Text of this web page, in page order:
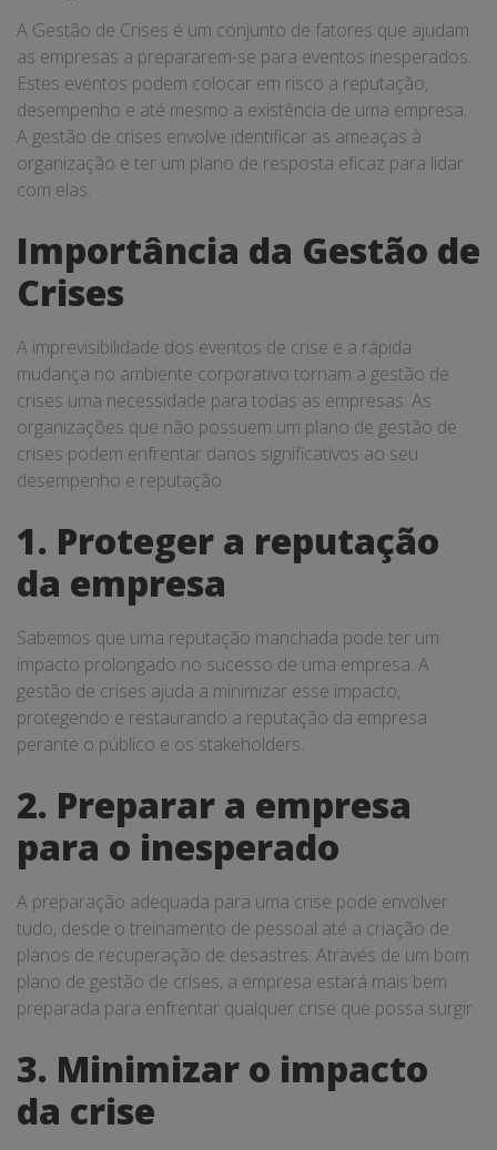
A Gestão de Crises é um conjunto de fatores que ajudam
as empresas a prepararem-se para eventos inesperados.
Estes eventos podem colocar em risco a reputação,
desempenho e até mesmo a existência de uma empresa.
A gestão de crises envolve identificar as ameaças à
organização e ter um plano de resposta eficaz para lidar
com elas.
Importância da Gestão de
Crises
A imprevisibilidade dos eventos de crise e a rápida
mudança no ambiente corporativo tornam a gestão de
crises uma necessidade para todas as empresas. As
organizações que não possuem um plano de gestão de
crises podem enfrentar danos significativos ao seu
desempenho e reputação.
1. Proteger a reputação
da empresa
Sabemos que uma reputação manchada pode ter um
impacto prolongado no sucesso de uma empresa. A
gestão de crises ajuda a minimizar esse impacto,
protegendo e restaurando a reputação da empresa
perante o público e os stakeholders.
2. Preparar a empresa
para o inesperado
A preparação adequada para uma crise pode envolver
tudo, desde o treinamento de pessoal até a criação de
planos de recuperação de desastres. Através de um bom
plano de gestão de crises, a empresa estará mais bem
preparada para enfrentar qualquer crise que possa surgir.
3. Minimizar o impacto
da crise